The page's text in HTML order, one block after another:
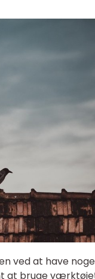
ved at have
bruge